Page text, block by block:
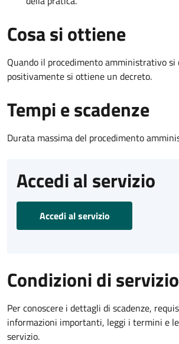
Cosa si ottiene
Quando il procedimento amministrativo si
positivamente si ottiene un decreto.
Tempi e scadenze
Durata massima del procedimento
Accedi al servizio
Accedi al servizio
Condizioni di servizio
Per conoscere i dettagli di scadenze,
informazioni importanti, leggi i termini e
servizio.